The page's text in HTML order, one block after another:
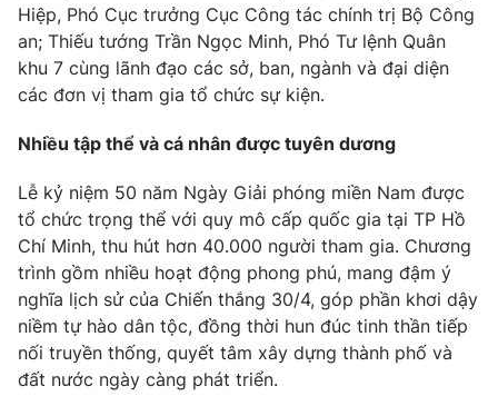
Phim VTV
Hậu trường
Khán giả
Giải sao mai
Giải trí
Điện ảnh
Âm nhạc
Sao
Đời sống
Du lịch
Làm đẹp
Chất lượng cuộc sống
Tuyển sinh
Học trực tuyến
Công nghệ
Hitech Công nghệ tương lai
Sản phẩm
Thị trường
Giao lưu trực tuyến
Lịch phát sóng
Hiệp, Phó Cục trưởng Cục Công tác chính trị Bộ Công
an; Thiếu tướng Trần Ngọc Minh, Phó Tư lệnh Quân
khu 7 cùng lãnh đạo các sở, ban, ngành và đại diện
các đơn vị tham gia tổ chức sự kiện.
Nhiều tập thể và cá nhân được tuyên dương
Lễ kỷ niệm 50 năm Ngày Giải phóng miền Nam được
tổ chức trọng thể với quy mô cấp quốc gia tại TP Hồ
Chí Minh, thu hút hơn 40.000 người tham gia. Chương
trình gồm nhiều hoạt động phong phú, mang đậm ý
nghĩa lịch sử của Chiến thắng 30/4, góp phần khơi dậy
niềm tự hào dân tộc, đồng thời hun đúc tinh thần tiếp
nối truyền thống, quyết tâm xây dựng thành phố và
đất nước ngày càng phát triển.